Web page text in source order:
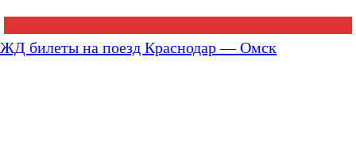
ЖД билеты на поезд Краснодар — Омск